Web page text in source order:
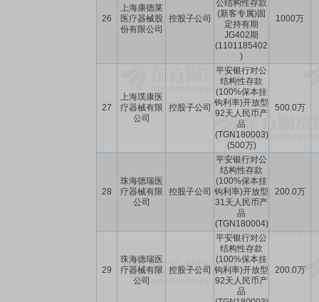
26
上海康德莱
医疗器械股
份有限公司
控股子公司
公结构性存款
(新客专属)固
定持有期
JG402期
(1101185402
)
1000万
27
上海璞康医
疗器械有限
公司
控股子公司
平安银行对公
结构性存款
(100%保本挂
钩利率)开放型
92天人民币产
品
(TGN180003)
(500万)
500.0万
28
珠海德瑞医
疗器械有限
公司
控股子公司
平安银行对公
结构性存款
(100%保本挂
钩利率)开放型
31天人民币产
品
(TGN180004)
200.0万
29
珠海德瑞医
疗器械有限
公司
控股子公司
平安银行对公
结构性存款
(100%保本挂
钩利率)开放型
92天人民币产
品
200.0万